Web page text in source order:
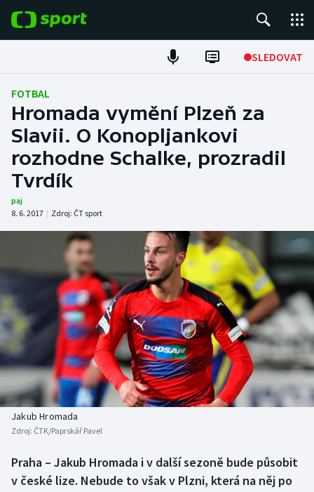
SLEDOVAT
Fotbal
Hokej
Tenis
Atletika
DALŠÍ SPORTY
Americký fotbal
Baseball a softbal
Basketbal
Biatlon
Boby a skeleton
Box
NEPŘEHLÉDNĚTE
Soutěže
Historické návraty
Aplikace ČT sport
AZ kvíz
FOTBAL
Hromada vymění Plzeň za
Slavii. O Konopljankovi
rozhodne Schalke, prozradil
Tvrdík
paj
8. 6. 2017 | Zdroj: ČT sport
Jakub Hromada
Zdroj: ČTK/Paprskář Pavel
Praha – Jakub Hromada i v další sezoně bude působit
v české lize. Nebude to však v Plzni, která na něj po